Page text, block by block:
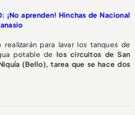
¡No aprenden! Hinchas de Nacional
realizarán para lavar los tanques de
potable de los circuitos de San
(Bello), tarea que se hace dos